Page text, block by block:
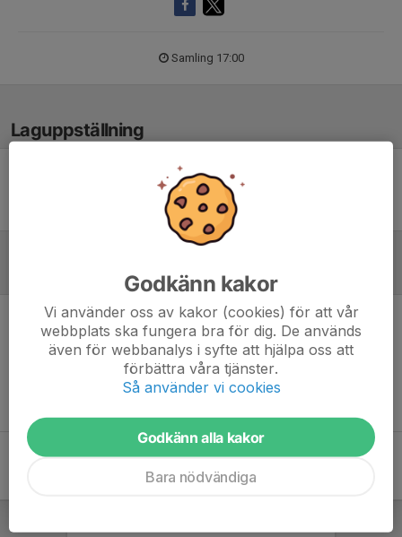
Samling 17:00
Laguppställning
Ingen uppställning ifylld
Inget skrivet
Godkänn kakor
Vi använder oss av kakor (cookies) för att vår
webbplats ska fungera bra för dig. De används
även för webbanalys i syfte att hjälpa oss att
förbättra våra tjänster.
Så använder vi cookies
Godkänn alla kakor
Bara nödvändiga